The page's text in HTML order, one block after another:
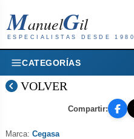
ManuelGil
ESPECIALISTAS DESDE 1980
CATEGORÍAS
VOLVER
Compartir:
Marca: Cegasa